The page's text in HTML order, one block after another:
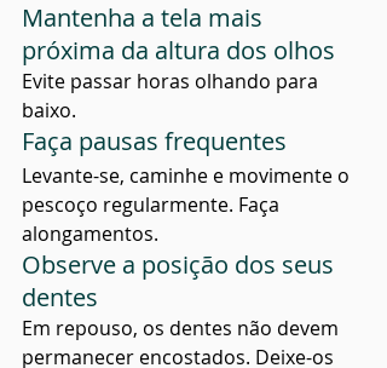
Mantenha a tela mais
próxima da altura dos olhos
Evite passar horas olhando para
baixo.
Faça pausas frequentes
Levante-se, caminhe e movimente o
pescoço regularmente. Faça
alongamentos.
Observe a posição dos seus
dentes
Em repouso, os dentes não devem
permanecer encostados. Deixe-os